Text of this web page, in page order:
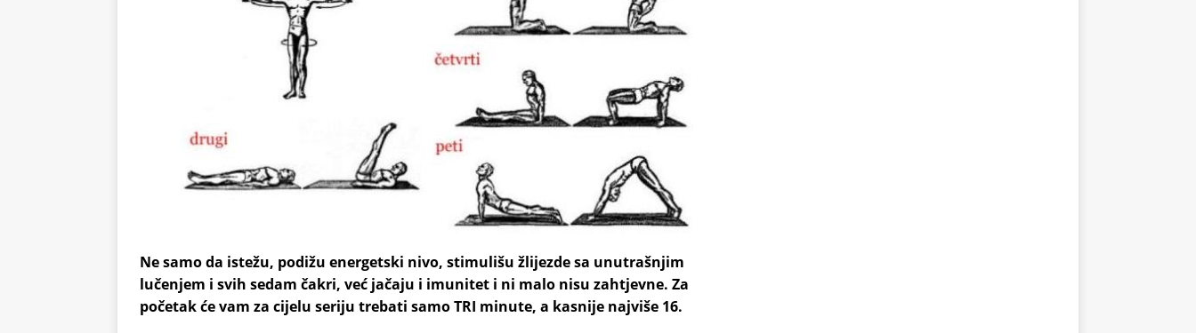
Ne samo da istežu, podižu energetski nivo, stimulišu žlijezde sa unutrašnjim
lučenjem i svih sedam čakri, već jačaju i imunitet i ni malo nisu zahtjevne. Za
početak će vam za cijelu seriju trebati samo TRI minute, a kasnije najviše 16.